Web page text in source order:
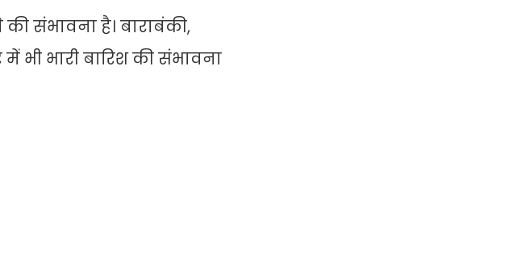
संभावना है। बाराबंकी,
भारी बारिश की संभावना